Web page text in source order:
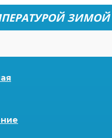
ЗИМОЙ